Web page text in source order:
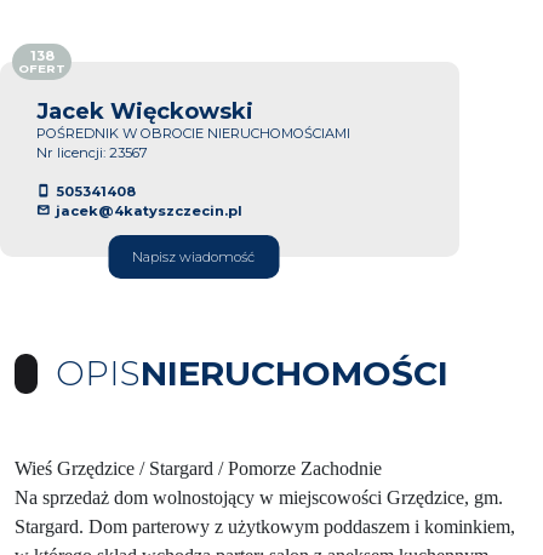
Jacek Więckowski
POŚREDNIK W OBROCIE NIERUCHOMOŚCIAMI
Nr licencji: 23567
505341408
jacek@4katyszczecin.pl
Napisz wiadomość
138
OFERT
OPISNIERUCHOMOŚCI
Wieś Grzędzice / Stargard / Pomorze Zachodnie
Na sprzedaż dom wolnostojący w miejscowości Grzędzice, gm.
Stargard. Dom parterowy z użytkowym poddaszem i kominkiem,